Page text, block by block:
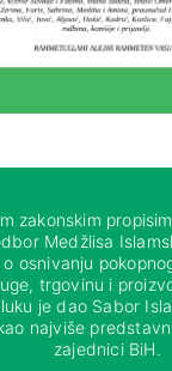
zakonskim
Medžlisa
osnivanju
trgovinu i
je dao Sabor
najviše
zajednici BiH.